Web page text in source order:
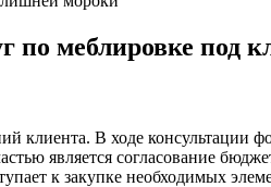
по меблировке под
клиента. В ходе консультации
является согласование
к закупке необходимых